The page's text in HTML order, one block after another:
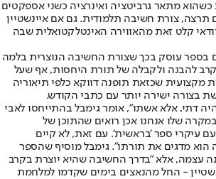
מתאר גרביטציה ואינרציה כשני אספקטים
תרצה, צורת חשיבה תלמודית. גם אם איינשטיין
קלט זאת מהאווירה האינטלקטואלית שבה
בספר עוסק בכך שצורת החשיבה הנוצרית בלמה
להבנה ולקבלה של תורת היחסות, אף שעל
מקצועית שכזאת תופנה דווקא כלפי תיאוריה
בצורה ישירה יותר עם כתבי הקודש.
היה דתי, אלא אשתו", אומר גימבל בהתייחסו לאבי
שלו אנחנו אכן רואים שהתוכן של
עם עיקרי ספר 'בראשית'. עם זאת, לא קיים
הוא מדגים את תורתו". גימבל מוסיף שהספר
עצמה, אלא "בדרך החשיבה שהיא יוצרת בקרב
- החל מהנאצים בימים שקדמו למלחמת